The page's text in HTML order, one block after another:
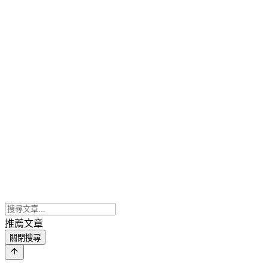
推薦文章
關閉搜尋